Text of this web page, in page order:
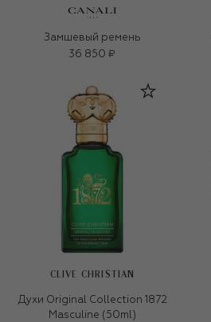
Замшевый ремень
36 850 ₽
CLIVE CHRISTIAN
Духи Original Collection 1872
Masculine (50ml)